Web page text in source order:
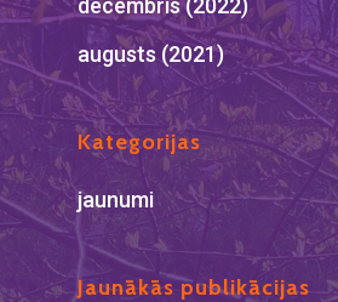
decembris (2022)
augusts (2021)
Kategorijas
jaunumi
Jaunākās publikācijas